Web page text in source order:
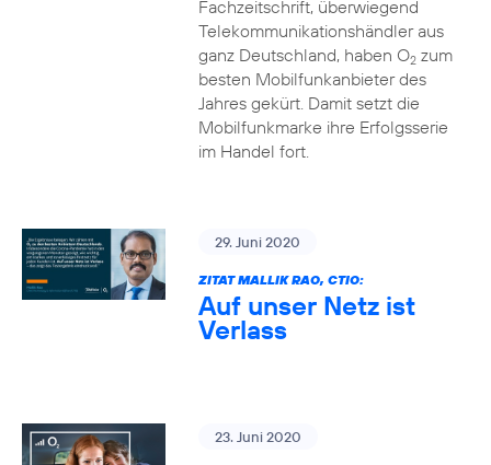
Fachzeitschrift, überwiegend
Telekommunikationshändler aus
ganz Deutschland, haben O2zum
besten Mobilfunkanbieter des
Jahres gekürt. Damit setzt die
Mobilfunkmarke ihre Erfolgsserie
im Handel fort.
29. Juni 2020
ZITAT MALLIK RAO, CTIO:
Auf unser Netz ist
Verlass
23. Juni 2020